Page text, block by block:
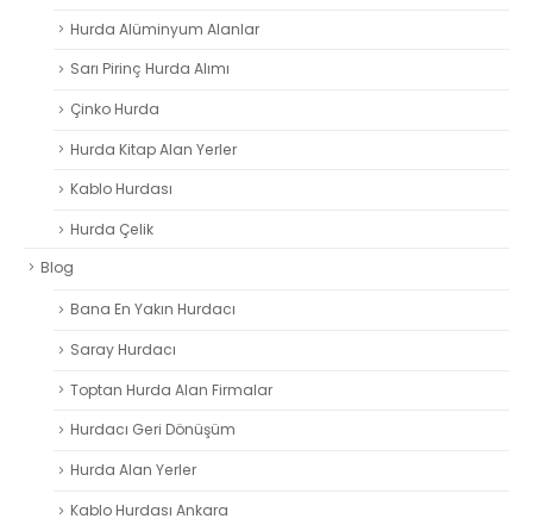
Hurda Alüminyum Alanlar
Sarı Pirinç Hurda Alımı
Çinko Hurda
Hurda Kitap Alan Yerler
Kablo Hurdası
Hurda Çelik
Blog
Bana En Yakın Hurdacı
Saray Hurdacı
Toptan Hurda Alan Firmalar
Hurdacı Geri Dönüşüm
Hurda Alan Yerler
Kablo Hurdası Ankara